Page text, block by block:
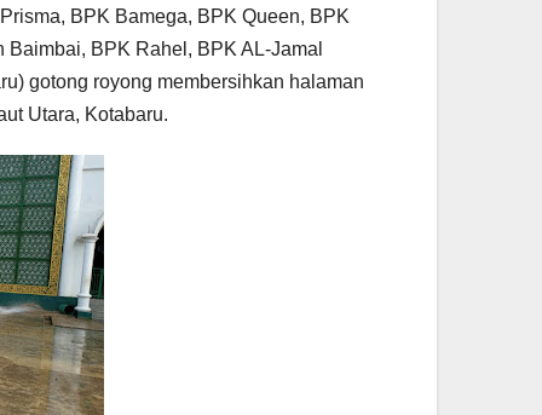
BPK Bamega, BPK Queen, BPK
BPK Rahel, BPK AL-Jamal
gotong royong membersihkan halaman
Utara, Kotabaru.